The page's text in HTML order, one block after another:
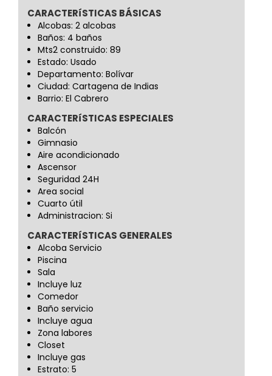
CARACTERíSTICAS BÁSICAS
Alcobas: 2 alcobas
Baños: 4 baños
Mts2 construido: 89
Estado: Usado
Departamento: Bolívar
Ciudad: Cartagena de Indias
Barrio: El Cabrero
CARACTERíSTICAS ESPECIALES
Balcón
Gimnasio
Aire acondicionado
Ascensor
Seguridad 24H
Area social
Cuarto útil
Administracion: Si
CARACTERíSTICAS GENERALES
Alcoba Servicio
Piscina
Sala
Incluye luz
Comedor
Baño servicio
Incluye agua
Zona labores
Closet
Incluye gas
Estrato: 5